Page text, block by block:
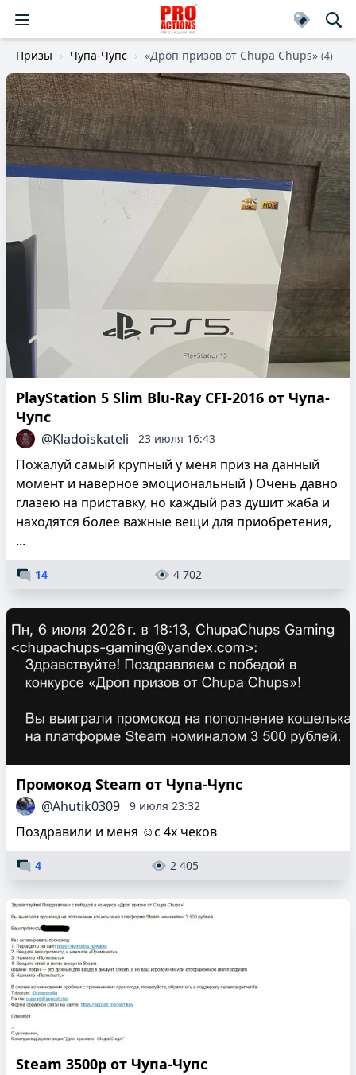
Призы Чупа-Чупс «Дроп призов от Chupa Chups» (4)
PlayStation 5 Slim Blu-Ray CFI-2016 от Чупа-
Чупс
@Kladoiskateli 23 июля 16:43
Пожалуй самый крупный у меня приз на данный
момент и наверное эмоциональный ) Очень давно
глазею на приставку, но каждый раз душит жаба и
находятся более важные вещи для приобретения,
...
14 4 702
Промокод Steam от Чупа-Чупс
@Ahutik0309 9 июля 23:32
Поздравили и меня ☺️с 4х чеков
4 2 405
Steam 3500р от Чупа-Чупс